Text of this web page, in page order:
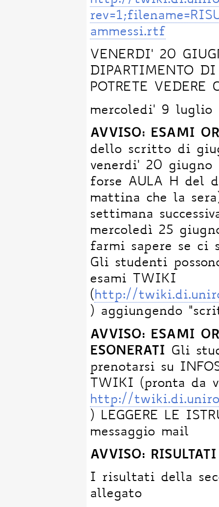
ammessi.rtf
VENERDI' 20
DIPARTIMENTO
POTRETE
mercoledi' 9 luglio
AVVISO: ESAMI
dello scritto di
venerdi' 20 giugno
forse AULA H del
mattina che la
settimana
mercoledì 25
farmi sapere se ci
Gli studenti
esami TWIKI
(http://
) aggiungendo
AVVISO: ESAMI
ESONERATI Gli
prenotarsi su
TWIKI (pronta da
http://
) LEGGERE LE
messaggio mail
AVVISO:
I risultati della
allegato